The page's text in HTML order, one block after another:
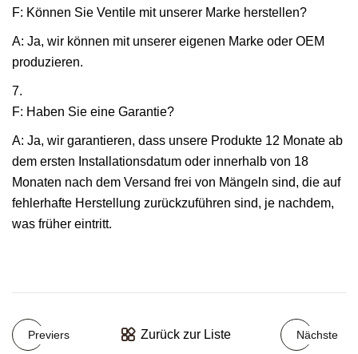
F: Können Sie Ventile mit unserer Marke herstellen?
A: Ja, wir können mit unserer eigenen Marke oder OEM
produzieren.
7.
F: Haben Sie eine Garantie?
A: Ja, wir garantieren, dass unsere Produkte 12 Monate ab
dem ersten Installationsdatum oder innerhalb von 18
Monaten nach dem Versand frei von Mängeln sind, die auf
fehlerhafte Herstellung zurückzuführen sind, je nachdem,
was früher eintritt.
Previers Zurück zur Liste Nächste